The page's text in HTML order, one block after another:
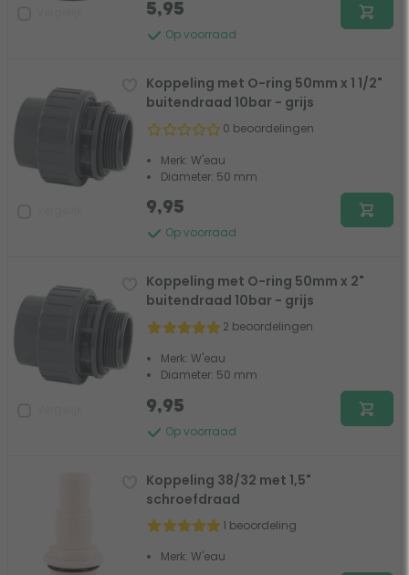
Op voorraad
5,95
Koppeling met O-ring 50mm x 1 1/2"
buitendraad 10bar - grijs
0 beoordelingen
Merk: W'eau
Diameter: 50 mm
Op voorraad
9,95
Koppeling met O-ring 50mm x 2"
buitendraad 10bar - grijs
2 beoordelingen
Merk: W'eau
Diameter: 50 mm
Op voorraad
9,95
Koppeling 38/32 met 1,5"
schroefdraad
1 beoordeling
Merk: W'eau